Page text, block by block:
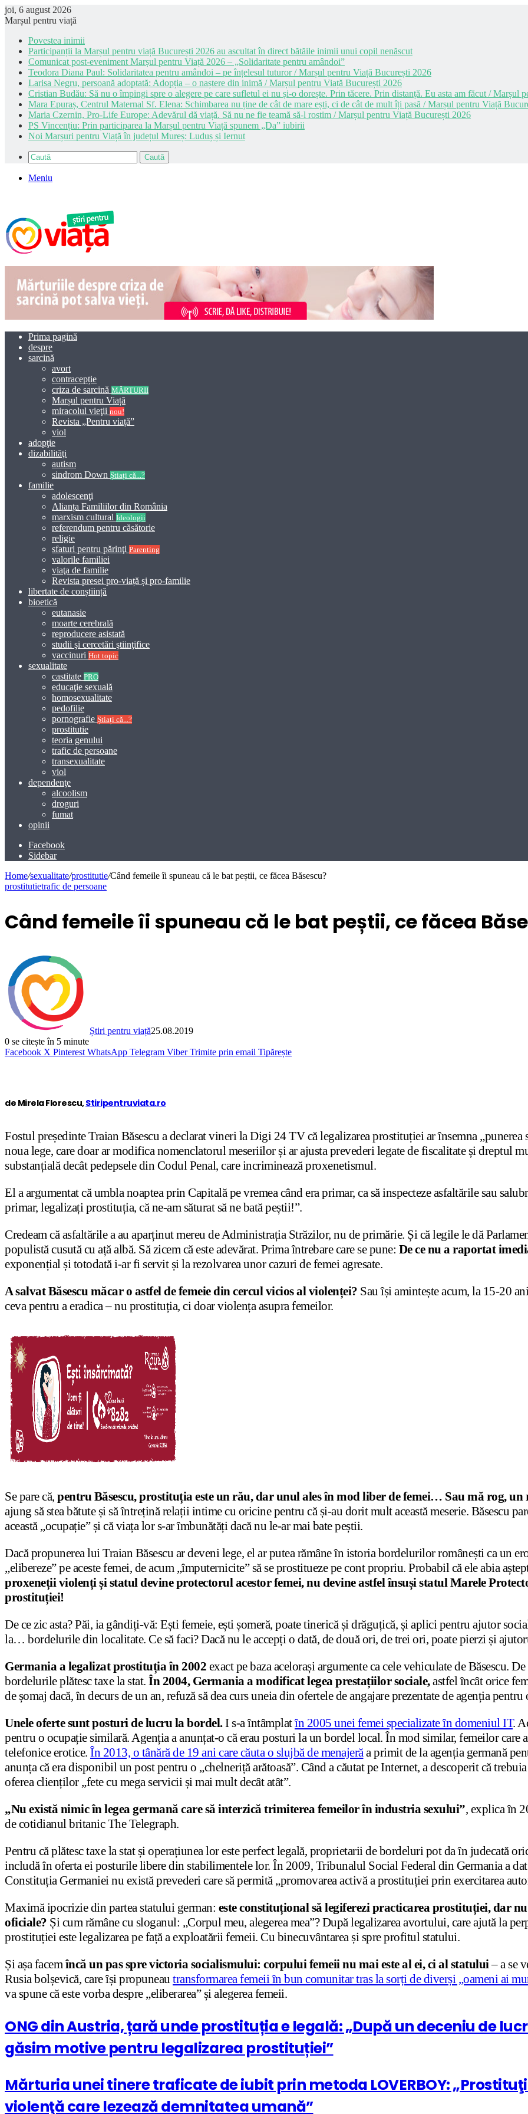
joi, 6 august 2026
Marșul pentru viață
Povestea inimii
Participanții la Marșul pentru viață București 2026 au ascultat în direct bătăile inimii unui copil nenăscut
Comunicat post-eveniment Marșul pentru Viață 2026 – „Solidaritate pentru amândoi”
Teodora Diana Paul: Solidaritatea pentru amândoi – pe înțelesul tuturor / Marșul pentru Viață București 2026
Larisa Negru, persoană adoptată: Adopția – o naștere din inimă / Marșul pentru Viață București 2026
Cristian Budău: Să nu o împingi spre o alegere pe care sufletul ei nu și-o dorește. Prin tăcere. Prin distanță. Eu asta am făcut / Marșul
Mara Epuraș, Centrul Maternal Sf. Elena: Schimbarea nu ține de cât de mare ești, ci de cât de mult îți pasă / Marșul pentru Viață
Maria Czernin, Pro-Life Europe: Adevărul dă viață. Să nu ne fie teamă să-l rostim / Marșul pentru Viață București 2026
PS Vincențiu: Prin participarea la Marșul pentru Viață spunem „Da” iubirii
Noi Marșuri pentru Viață în județul Mureș: Luduș și Iernut
Caută
Meniu
Prima pagină
despre
sarcină
avort
contracepție
criza de sarcină MĂRTURII
Marșul pentru Viață
miracolul vieţii nou!
Revista „Pentru viață”
viol
adopţie
dizabilităţi
autism
sindrom Down Știați că...?
familie
adolescenţi
Alianța Familiilor din România
marxism cultural Ideologii
referendum pentru căsătorie
religie
sfaturi pentru părinţi Parenting
valorile familiei
viaţa de familie
Revista presei pro-viață și pro-familie
libertate de conștiință
bioetică
eutanasie
moarte cerebrală
reproducere asistată
studii şi cercetări ştiinţifice
vaccinuri Hot topic
sexualitate
castitate PRO
educaţie sexuală
homosexualitate
pedofilie
pornografie Știați că...?
prostitutie
teoria genului
trafic de persoane
transexualitate
viol
dependenţe
alcoolism
droguri
fumat
opinii
Facebook
Sidebar
Home/sexualitate/prostitutie/Când femeile îi spuneau că le bat peștii, ce făcea Băsescu?
prostitutietrafic de persoane
Când femeile îi spuneau că le bat peștii, ce făcea
Știri pentru viață25.08.2019
0 se citește în 5 minute
Facebook X Pinterest WhatsApp Telegram Viber Trimite prin email Tipărește
de Mirela Florescu,Stiripentruviata.ro
Fostul președinte Traian Băsescu a declarat vineri la Digi 24 TV că legalizarea prostituției ar însemna „punerea
noua lege, care doar ar modifica nomenclatorul meseriilor și ar ajusta prevederi legate de fiscalitate și dreptul
substanțială decât pedepsele din Codul Penal, care incriminează proxenetismul.
El a argumentat că umbla noaptea prin Capitală pe vremea când era primar, ca să inspecteze asfaltările sau
primar, legalizați prostituția, că ne-am săturat să ne bată peștii!”.
Credeam că asfaltările a au aparținut mereu de Administrația Străzilor, nu de primărie. Și că legile le dă
populistă cusută cu ață albă. Să zicem că este adevărat. Prima întrebare care se pune: De ce nu a raportat
exponențial și totodată i-ar fi servit și la rezolvarea unor cazuri de femei agresate.
A salvat Băsescu măcar o astfel de femeie din cercul vicios al violenței? Sau își amintește acum, la 15-20
ceva pentru a eradica – nu prostituția, ci doar violența asupra femeilor.
Se pare că, pentru Băsescu, prostituția este un rău, dar unul ales în mod liber de femei… Sau mă rog, un
ajung să stea bătute și să întrețină relații intime cu oricine pentru că și-au dorit mult această meserie. Băsescu
această „ocupație” și că viața lor s-ar îmbunătăți dacă nu le-ar mai bate peștii.
Dacă propunerea lui Traian Băsescu ar deveni lege, el ar putea rămâne în istoria bordelurilor românești ca un
„elibereze” pe aceste femei, de acum „împuternicite” să se prostitueze pe cont propriu. Probabil că ele abia
proxeneții violenți și statul devine protectorul acestor femei, nu devine astfel însuși statul Marele
prostituției!
De ce zic asta? Păi, ia gândiți-vă: Ești femeie, ești șomeră, poate tinerică și drăguțică, și aplici pentru ajutor
la… bordelurile din localitate. Ce să faci? Dacă nu le accepți o dată, de două ori, de trei ori, poate pierzi și
Germania a legalizat prostituția în 2002 exact pe baza acelorași argumente ca cele vehiculate de Băsescu.
bordelurile plătesc taxe la stat. În 2004, Germania a modificat legea prestațiilor sociale,astfel încât orice
de șomaj dacă, în decurs de un an, refuză să dea curs uneia din ofertele de angajare prezentate de agenția
Unele oferte sunt posturi de lucru la bordel.I s-a întâmplatîn 2005 unei femei specializate în domeniul IT.
pentru o ocupație similară. Agenția a anunțat-o că erau posturi la un bordel local. În mod similar, femeilor
telefonice erotice. În 2013, o tânără de 19 ani care căuta o slujbă de menajeră a primit de la agenția germană
anunța că era disponibil un post pentru o „chelneriță arătoasă”. Când a căutat pe Internet, a descoperit că
oferea clienților „fete cu mega servicii și mai mult decât atât”.
„Nu există nimic în legea germană care să interzică trimiterea femeilor în industria sexului”, explica în
de cotidianul britanic The Telegraph.
Pentru că plătesc taxe la stat și operațiunea lor este perfect legală, proprietarii de bordeluri pot da în judecată
includă în oferta ei posturile libere din stabilimentele lor. În 2009, Tribunalul Social Federal din Germania a
Constituția Germaniei nu există prevederi care să permită „promovarea activă a prostituției prin exercitarea
Maximă ipocrizie din partea statului german: este constituțional să legiferezi practicarea prostituției, dar
oficiale? Și cum rămâne cu sloganul: „Corpul meu, alegerea mea”? După legalizarea avortului, care ajută la
prostituției este legalizarea pe față a exploatării femeii. Cu binecuvântarea și spre profitul statului.
Și așa facemîncă un pas spre victoria socialismului: corpului femeii nu mai este al ei, ci al statului– a se
Rusia bolșevică, care își propuneau transformarea femeii în bun comunitar tras la sorți de diverși „oameni ai
va spune că este vorba despre „eliberarea” și alegerea femeii.
ONG din Austria, țară unde prostituția e legală: „După un deceniu de
găsim motive pentru legalizarea prostituției”
Mărturia unei tinere traficate de iubit prin metoda LOVERBOY:
violenţă care lezează demnitatea umană”